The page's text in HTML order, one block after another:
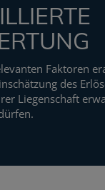
Faktoren
des
Liegenschaft